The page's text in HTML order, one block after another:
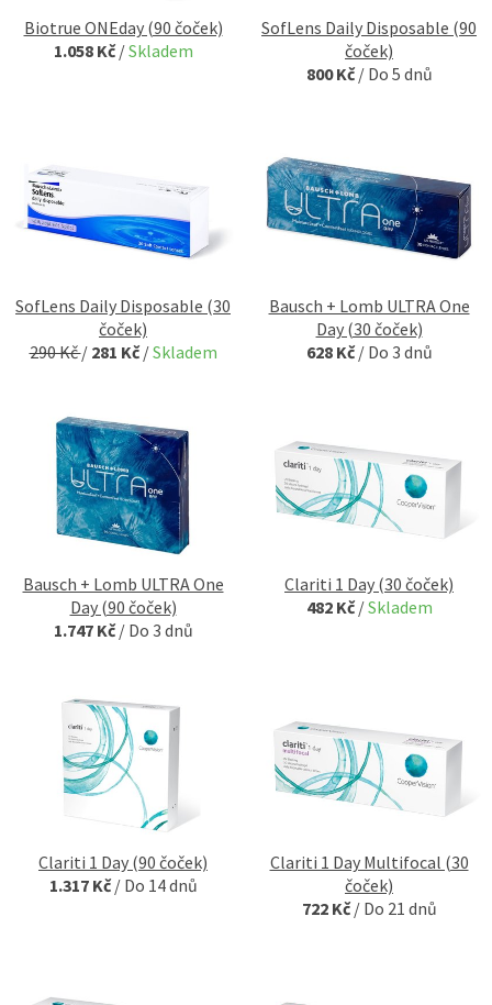
Biotrue ONEday (90 čoček)
1.058 Kč/Skladem
SofLens Daily Disposable (90
čoček)
800 Kč/ Do 5 dnů
SofLens Daily Disposable (30
čoček)
290 Kč/ 281 Kč/Skladem
Bausch + Lomb ULTRA One
Day (30 čoček)
628 Kč/ Do 3 dnů
Bausch + Lomb ULTRA One
Day (90 čoček)
1.747 Kč/ Do 3 dnů
Clariti 1 Day (30 čoček)
482 Kč/Skladem
Clariti 1 Day (90 čoček)
1.317 Kč/ Do 14 dnů
Clariti 1 Day Multifocal (30
čoček)
722 Kč/ Do 21 dnů